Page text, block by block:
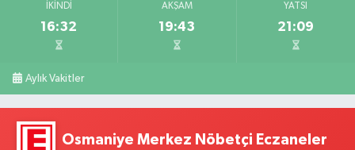
İKINDI
16:32
AKŞAM
19:43
YATSI
21:09
Aylık Vakitler
Osmaniye Merkez Nöbetçi Eczaneler